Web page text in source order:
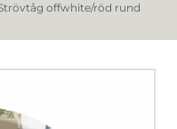
offwhite/röd rund